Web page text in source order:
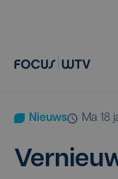
Nieuws ma